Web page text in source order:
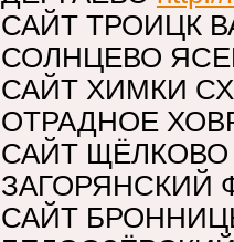
САЙТ ТРОИЦК
СОЛНЦЕВО
САЙТ ХИМКИ
ОТРАДНОЕ
САЙТ
ЗАГОРЯНСКИЙ
САЙТ